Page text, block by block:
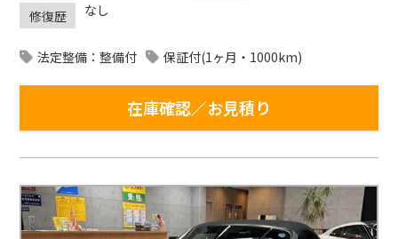
修復歴 なし
法定整備：整備付 保証付(1ヶ月・1000km)
在庫確認／お見積り